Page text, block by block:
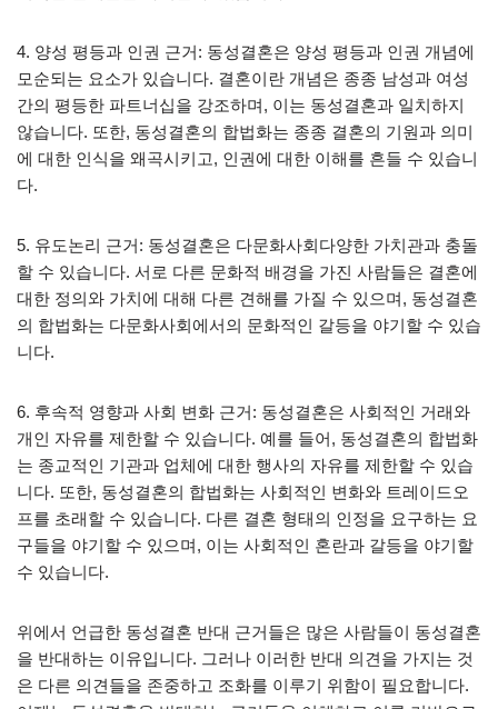
4. 양성 평등과 인권 근거: 동성결혼은 양성 평등과 인권 개념에
모순되는 요소가 있습니다. 결혼이란 개념은 종종 남성과 여성
간의 평등한 파트너십을 강조하며, 이는 동성결혼과 일치하지
않습니다. 또한, 동성결혼의 합법화는 종종 결혼의 기원과 의미
에 대한 인식을 왜곡시키고, 인권에 대한 이해를 흔들 수 있습니
다.
5. 유도논리 근거: 동성결혼은 다문화사회다양한 가치관과 충돌
할 수 있습니다. 서로 다른 문화적 배경을 가진 사람들은 결혼에
대한 정의와 가치에 대해 다른 견해를 가질 수 있으며, 동성결혼
의 합법화는 다문화사회에서의 문화적인 갈등을 야기할 수 있습
니다.
6. 후속적 영향과 사회 변화 근거: 동성결혼은 사회적인 거래와
개인 자유를 제한할 수 있습니다. 예를 들어, 동성결혼의 합법화
는 종교적인 기관과 업체에 대한 행사의 자유를 제한할 수 있습
니다. 또한, 동성결혼의 합법화는 사회적인 변화와 트레이드오
프를 초래할 수 있습니다. 다른 결혼 형태의 인정을 요구하는 요
구들을 야기할 수 있으며, 이는 사회적인 혼란과 갈등을 야기할
수 있습니다.
위에서 언급한 동성결혼 반대 근거들은 많은 사람들이 동성결혼
을 반대하는 이유입니다. 그러나 이러한 반대 의견을 가지는 것
은 다른 의견들을 존중하고 조화를 이루기 위함이 필요합니다.